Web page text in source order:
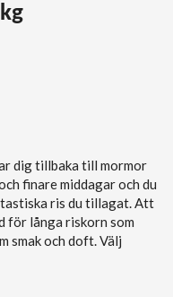
dig tillbaka till mormor
finare middagar och du
ris du tillagat. Att
för långa riskorn som
smak och doft. Välj